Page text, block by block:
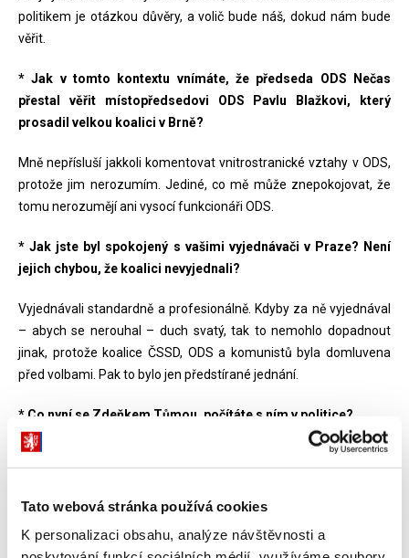
Tato webová stránka používá cookies
K personalizaci obsahu, analýze návštěvnosti a
politikem je otázkou důvěry, a volič bude náš, dokud nám bude
věřit.
* Jak v tomto kontextu vnímáte, že předseda ODS Nečas
přestal věřit místopředsedovi ODS Pavlu Blažkovi, který
prosadil velkou koalici v Brně?
Mně nepřísluší jakkoli komentovat vnitrostranické vztahy v ODS,
protože jim nerozumím. Jediné, co mě může znepokojovat, že
tomu nerozumějí ani vysocí funkcionáři ODS.
* Jak jste byl spokojený s vašimi vyjednávači v Praze? Není
jejich chybou, že koalici nevyjednali?
Vyjednávali standardně a profesionálně. Kdyby za ně vyjednával
– abych se nerouhal – duch svatý, tak to nemohlo dopadnout
jinak, protože koalice ČSSD, ODS a komunistů byla domluvena
před volbami. Pak to bylo jen předstírané jednání.
* Co nyní se Zdeňkem Tůmou, počítáte s ním v politice?
Zdeněk Tůma je člen TOP 09. Je to člověk, ke kterému mám
Oba si děláme legraci z mediálních náznaků, že Tůma je
se mnou.